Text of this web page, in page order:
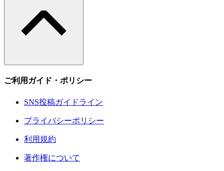
ご利用ガイド・ポリシー
SNS投稿ガイドライン
プライバシーポリシー
利用規約
著作権について